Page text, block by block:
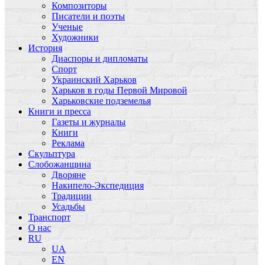
Композиторы
Писатели и поэты
Ученые
Художники
История
Диаспоры и дипломаты
Спорт
Украинский Харьков
Харьков в годы Первой Мировой
Харьковские подземелья
Книги и пресса
Газеты и журналы
Книги
Реклама
Скульптура
Слобожанщина
Дворяне
Накипело-Экспедиция
Традиции
Усадьбы
Транспорт
О нас
RU
UA
EN